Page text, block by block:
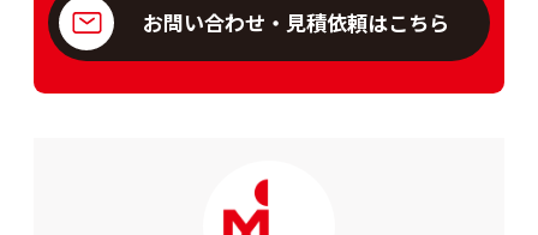
お問い合わせ・見積依頼はこちら